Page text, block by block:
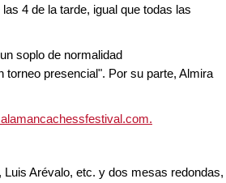
4 de la tarde, igual que todas las
soplo de normalidad
presencial". Por su parte, Almira
Arévalo, etc. y dos mesas redondas,